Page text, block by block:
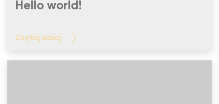
Hello world!
Czytaj dalej